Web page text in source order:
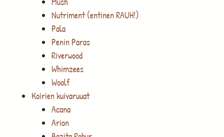
Nutriment (entinen RAUH!)
Pala
Penin Paras
Riverwood
Whimzees
Woolf
Koirien kuivaruuat
Acana
Arion